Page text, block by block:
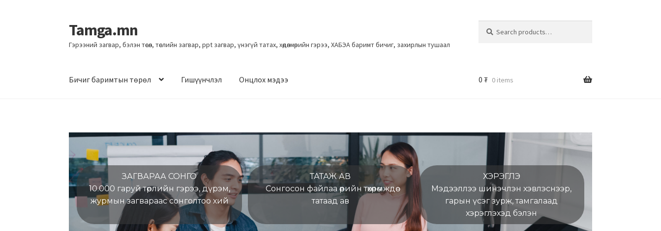
Tamga.mn
Гэрээний загвар, бэлэн төсөл, төслийн загвар, ppt загвар, үнэгүй татах, хөдөлмөрийн гэрээ, ХАБЭА баримт бичиг, захирлын тушаал
Бичиг баримтын төрөл Гишүүнчлэл Онцлох мэдээ 0 ₮ 0 items
ЗАГВАРАА СОНГО
10.000 гаруй төрлийн гэрээ, дүрэм,
журмын загвараас сонголтоо хий
ТАТАЖ АВ
Сонгосон файлаа өөрийн төхөөрөмждөө
татаад ав
ХЭРЭГЛЭ
Мэдээллээ шинэчлэн хэвлэснээр,
гарын үсэг зурж, тамгалаад
хэрэглэхэд бэлэн